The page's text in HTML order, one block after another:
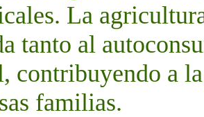
La
tanto al
contribuyendo a
familias.